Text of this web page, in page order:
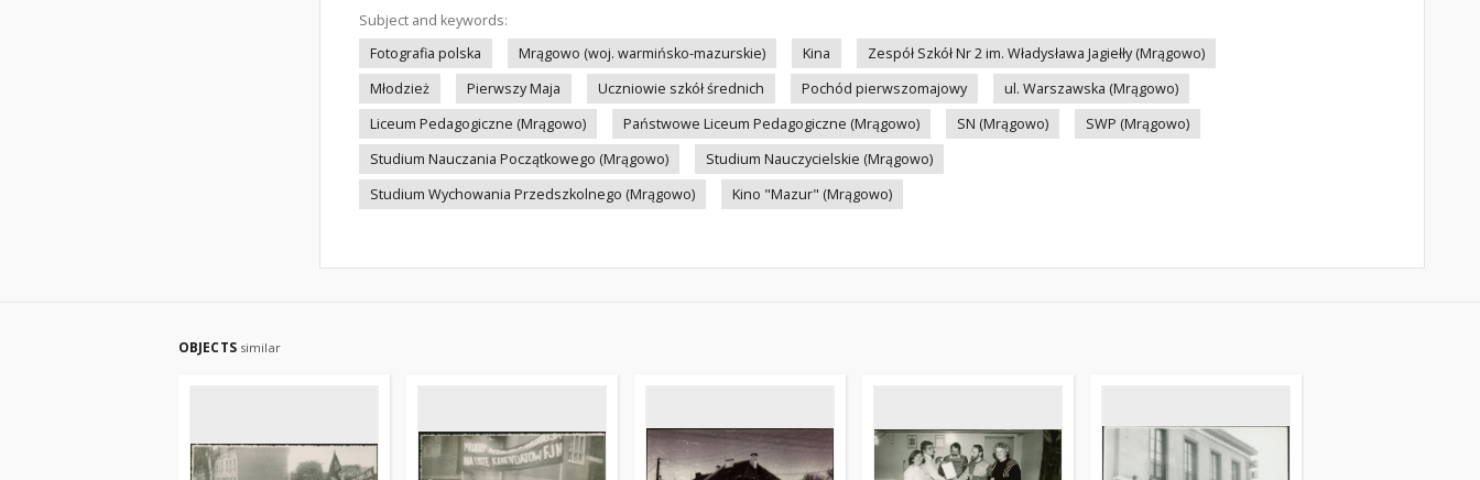
Subject and keywords:
Fotografia polska
Mrągowo (woj. warmińsko-mazurskie) Kina
Zespół Szkół Nr 2 im. Władysława Jagiełły (Mrągowo)
Młodzież
Pierwszy Maja Uczniowie szkół średnich Pochód pierwszomajowy
ul. Warszawska (Mrągowo)
Liceum Pedagogiczne (Mrągowo)
Państwowe Liceum Pedagogiczne (Mrągowo) SN (Mrągowo)
SWP (Mrągowo)
Studium Nauczania Początkowego (Mrągowo)
Studium Nauczycielskie (Mrągowo)
Studium Wychowania Przedszkolnego (Mrągowo)
Kino "Mazur" (Mrągowo)
OBJECTS similar